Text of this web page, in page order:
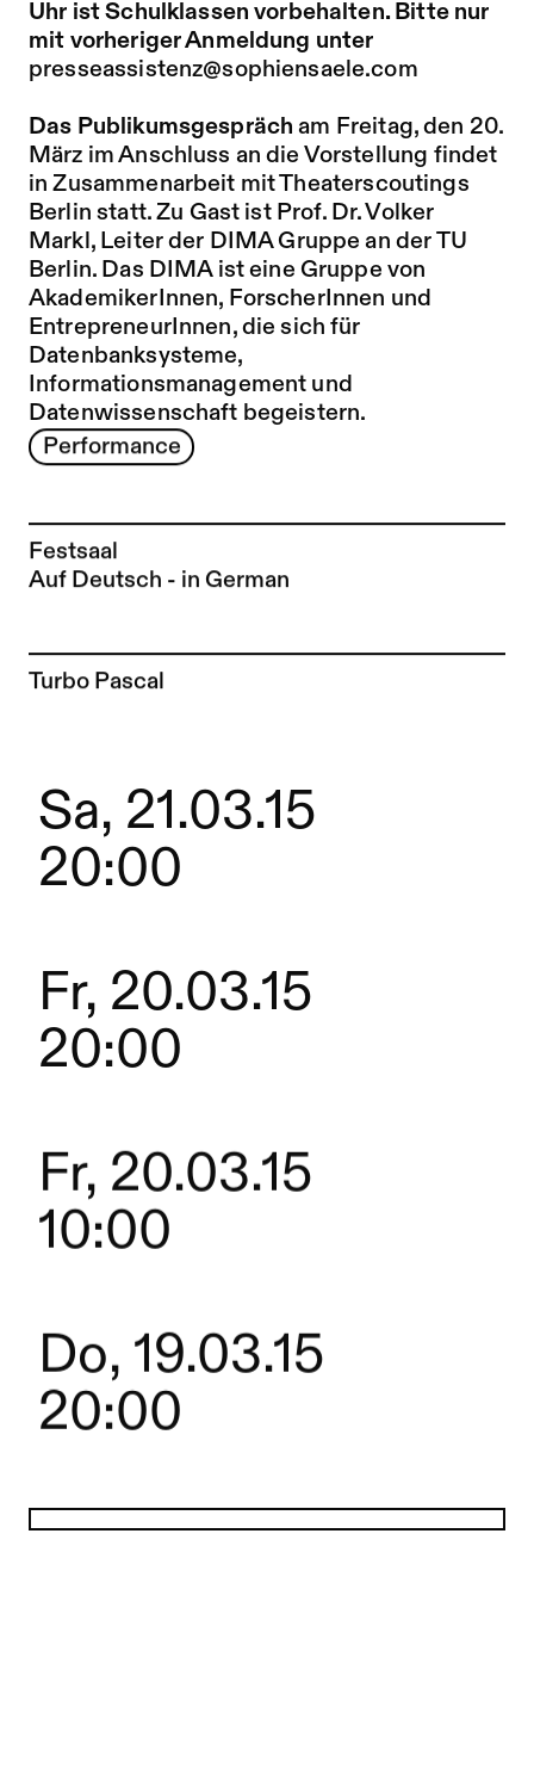
Performance
Festsaal
Auf Deutsch - in German
Zur Künstler*in-Seite von
Turbo Pascal
Uhr ist Schulklassen vorbehalten. Bitte nur
mit vorheriger Anmeldung unter
presseassistenz@sophiensaele.com
Das Publikumsgespräch am Freitag, den 20.
März im Anschluss an die Vorstellung findet
in Zusammenarbeit mit Theaterscoutings
Berlin statt. Zu Gast ist Prof. Dr. Volker
Markl, Leiter der DIMA Gruppe an der TU
Berlin. Das DIMA ist eine Gruppe von
AkademikerInnen, ForscherInnen und
EntrepreneurInnen, die sich für
Datenbanksysteme,
Informationsmanagement und
Datenwissenschaft begeistern.
Sa, 21.03.15
20:00
Fr, 20.03.15
20:00
Fr, 20.03.15
10:00
Do, 19.03.15
20:00